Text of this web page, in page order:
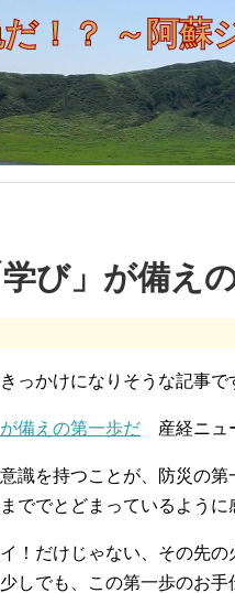
！？ ～阿蘇
び」が備え
っかけになりそうな記事で
備えの第一歩だ 産経ニュ
識を持つことが、防災の
ででとどまっているように
！だけじゃない、その先
しでも、この第一歩のお手